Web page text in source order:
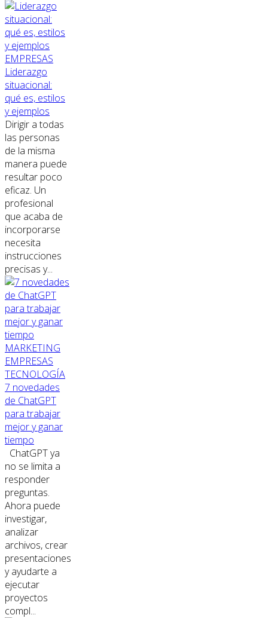
EMPRESAS
Liderazgo
situacional:
qué es, estilos
y ejemplos
Dirigir a todas
las personas
de la misma
manera puede
resultar poco
eficaz. Un
profesional
que acaba de
incorporarse
necesita
instrucciones
precisas y...
MARKETING
EMPRESAS
TECNOLOGÍA
7 novedades
de ChatGPT
para trabajar
mejor y ganar
tiempo
ChatGPT ya
no se limita a
responder
preguntas.
Ahora puede
investigar,
analizar
archivos, crear
presentaciones
y ayudarte a
ejecutar
proyectos
compl...